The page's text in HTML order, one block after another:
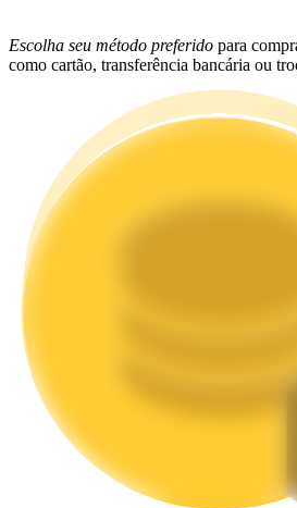
Launchpool
Bloqueios de BTR
Investimentos exclusivos para
Escolha seu método preferido para
como cartão, transferência bancária ou